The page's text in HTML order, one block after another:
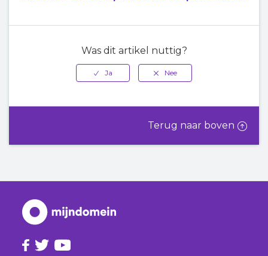
Was dit artikel nuttig?
Terug naar boven